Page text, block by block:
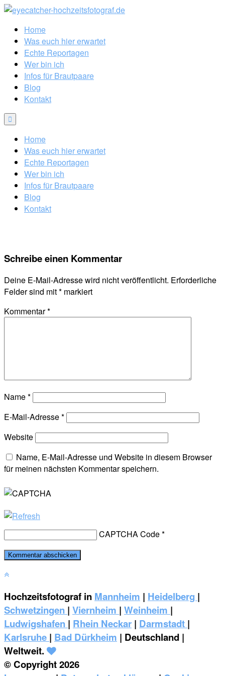
Home
Was euch hier erwartet
Echte Reportagen
Wer bin ich
Infos für Brautpaare
Blog
Kontakt
Home
Was euch hier erwartet
Echte Reportagen
Wer bin ich
Infos für Brautpaare
Blog
Kontakt
Schreibe einen Kommentar
Deine E-Mail-Adresse wird nicht veröffentlicht. Erforderliche
Felder sind mit* markiert
Kommentar*
Name*
E-Mail-Adresse*
Website
Name, E-Mail-Adresse und Website in diesem Browser
für meinen nächsten Kommentar speichern.
CAPTCHA Code*
Hochzeitsfotograf in Mannheim | Heidelberg |
Schwetzingen | Viernheim | Weinheim |
‎Ludwigshafen | Rhein Neckar | Darmstadt |
Karlsruhe | Bad Dürkheim | Deutschland |
Weltweit.
© Copyright 2026